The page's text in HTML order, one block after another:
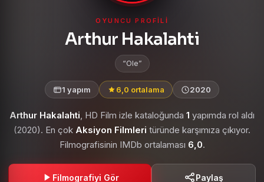
OYUNCU PROFILI
Arthur Hakalahti
Ole
1 yapım 6,0 ortalama 2020
Arthur Hakalahti, HD Film izle kataloğunda 1 yapımda rol aldı
(2020). En çok Aksiyon Filmleri türünde karşımıza çıkıyor.
Filmografisinin IMDb ortalaması 6,0.
Filmografiyi Gör Paylaş